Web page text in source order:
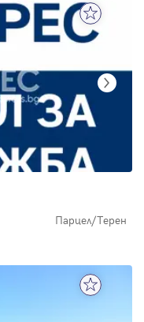
Парцел/Терен